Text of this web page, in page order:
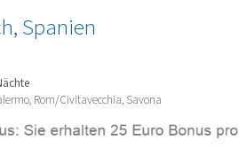
Spanien
Rom/Civitavecchia, Savona